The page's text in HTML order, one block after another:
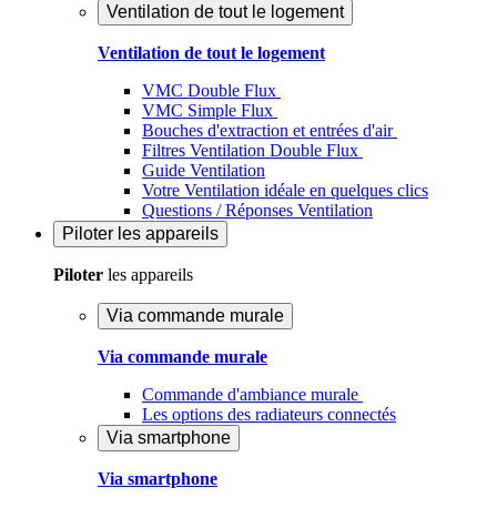
Ventilation de tout le logement
Ventilation de tout le logement
VMC Double Flux
VMC Simple Flux
Bouches d'extraction et entrées d'air
Filtres Ventilation Double Flux
Guide Ventilation
Votre Ventilation idéale en quelques clics
Questions / Réponses Ventilation
Piloter les appareils
Piloter les appareils
Via commande murale
Via commande murale
Commande d'ambiance murale
Les options des radiateurs connectés
Via smartphone
Via smartphone